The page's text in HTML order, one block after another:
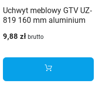
Uchwyt meblowy GTV UZ-
819 160 mm aluminium
9,88 zł brutto